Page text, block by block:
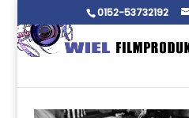
0152-53732192